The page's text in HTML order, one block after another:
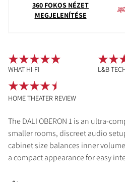
360 FOKOS NÉZET
MEGJELENÍTÉSE
The DALI OBERON 1 is an ultra-
smaller rooms, discreet audio
cabinet size balances inner
a compact appearance for easy
WHAT HI-FI L&B
HOME THEATER REVIEW